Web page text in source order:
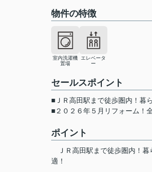
物件の特徴
室内洗濯機
置場
エレベータ
ー
セールスポイント
■ＪＲ高田駅まで徒歩圏内！暮
■２０２６年５月リフォーム！
ポイント
ＪＲ高田駅まで徒歩圏内！
適！